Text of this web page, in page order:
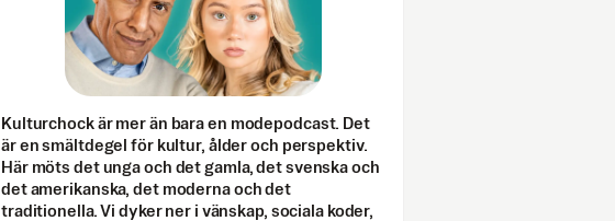
Kulturchock är mer än bara en modepodcast. Det
är en smältdegel för kultur, ålder och perspektiv.
Här möts det unga och det gamla, det svenska och
det amerikanska, det moderna och det
traditionella. Vi dyker ner i vänskap, sociala koder,